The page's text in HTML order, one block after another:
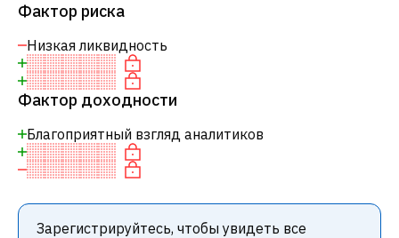
Фактор риска
Низкая ликвидность
Фактор доходности
Благоприятный взгляд аналитиков
Зарегистрируйтесь, чтобы увидеть все